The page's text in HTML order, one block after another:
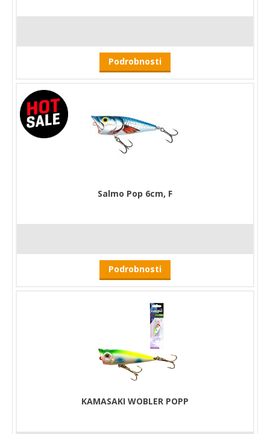
Podrobnosti
Salmo Pop 6cm, F
Podrobnosti
KAMASAKI WOBLER POPP